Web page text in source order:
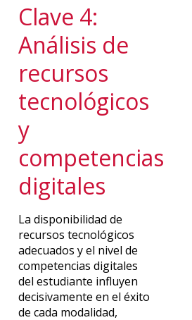
Clave 4:
Análisis de
recursos
tecnológicos
y
competencias
digitales
La disponibilidad de
recursos tecnológicos
adecuados y el nivel de
competencias digitales
del estudiante influyen
decisivamente en el éxito
de cada modalidad,